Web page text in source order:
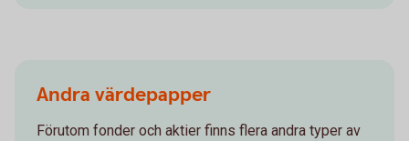
Andra värdepapper
Förutom fonder och aktier finns flera andra typer av